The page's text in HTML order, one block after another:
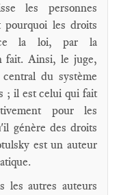
les personnes
les droits
la loi, par la
fait. Ainsi, le juge,
du système
; il est celui qui fait
pour les
génère des droits
est un auteur
les autres auteurs